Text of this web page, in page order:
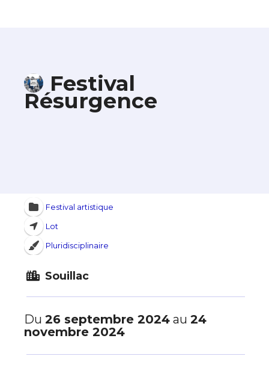
Festival
Résurgence
Festival artistique
Lot
Pluridisciplinaire
Souillac
Du 26 septembre 2024 au 24
novembre 2024